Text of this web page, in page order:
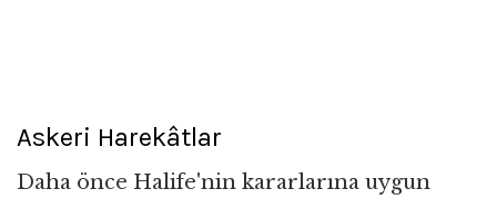
Askeri Harekâtlar
Daha önce Halife'nin kararlarına uygun